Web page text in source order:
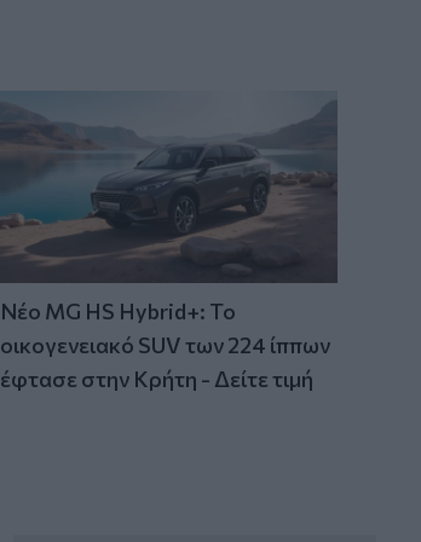
Νέο MG HS Hybrid+: Το
οικογενειακό SUV των 224 ίππων
έφτασε στην Κρήτη - Δείτε τιμή